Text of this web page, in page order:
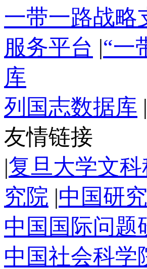
一带一路战略
服务平台 |“一
库
列国志数据库 |
友情链接
|复旦大学文科
究院 |中国研
中国国际问题
中国社会科学